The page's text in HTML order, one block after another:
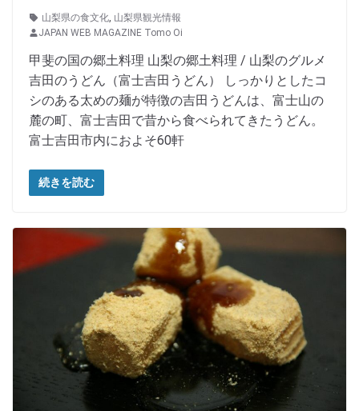
山梨県の食文化, 山梨県観光情報
JAPAN WEB MAGAZINE Tomo Oi
甲斐の国の郷土料理 山梨の郷土料理 / 山梨のグルメ
吉田のうどん（富士吉田うどん） しっかりとしたコ
シのある太めの麺が特徴の吉田うどんは、富士山の
麓の町、富士吉田で昔から食べられてきたうどん。
富士吉田市内におよそ60軒
続きを読む